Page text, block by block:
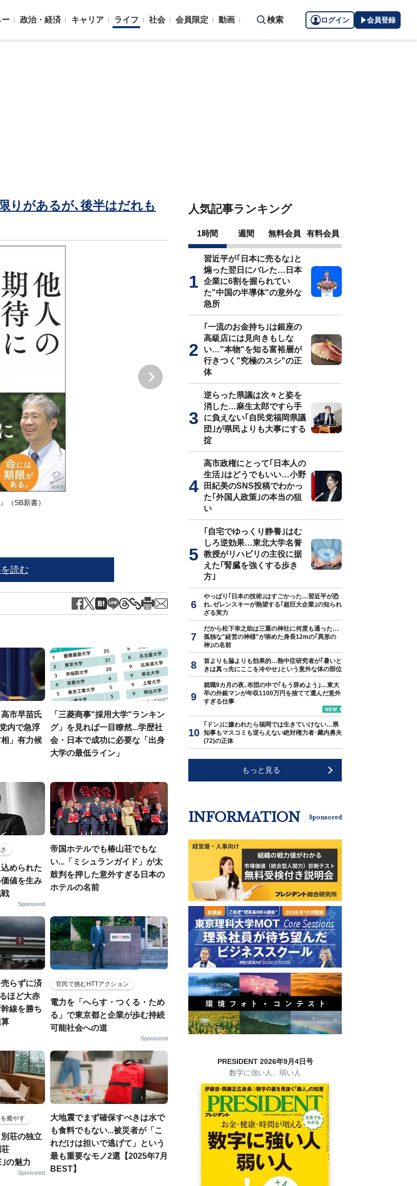
ー 政治・経済 キャリア ライフ 社会 会員限定 動画 検索 ログイン 会員登録
りがあるが､後半はだれも
（SB新書）
読む
市早苗氏
内で急浮
相」有力候
「三菱商事"採用大学"ランキン
グ」を見れば一目瞭然...学歴社
会・日本で成功に必要な「出身
大学の最低ライン」
込められた
値を生み
Sponsored
帝国ホテルでも椿山荘でもな
い...「ミシュランガイド」が太
鼓判を押した意外すぎる日本の
ホテルの名前
売らずに済
ほど大赤
線を勝ち
官民で挑むHTTアクション
電力を「へらす・つくる・ため
る」で東京都と企業が歩む持続
可能社会への道
Sponsored
癒やす
荘の独立
の魅力
Sponsored
大地震でまず確保すべきは水で
も食料でもない...被災者が「こ
れだけは担いで逃げて」という
最も重要なモノ2選【2025年7月
BEST】
人気記事ランキング
1時間 週間 無料会員 有料会員
習近平が｢日本に売るな｣と
煽った翌日にバレた…日本
企業に6割を握られてい
た"中国の半導体"の意外な
急所
｢一流のお金持ち｣は銀座の
高級店には見向きもしな
い…"本物"を知る富裕層が
行きつく"究極のスシ"の正
体
逆らった県議は次々と姿を
消した…麻生太郎ですら手
に負えない｢自民党福岡県議
団｣が県民よりも大事にする
掟
高市政権にとって｢日本人の
生活｣はどうでもいい…小野
田紀美のSNS投稿でわかっ
た｢外国人政策｣の本当の狙
い
｢自宅でゆっくり静養｣はむ
しろ逆効果…東北大学名誉
教授がリハビリの主役に据
えた｢腎臓を強くする歩き
方｣
やっぱり｢日本の技術｣はすごかった…習近平が恐
れ､ゼレンスキーが熱望する｢超巨大企業｣の知られ
ざる実力
だから松下幸之助は三重の神社に何度も通った…
孤独な"経営の神様"が崇めた身長12mの｢異形の
神｣の名前
首よりも脇よりも効果的…熱中症研究者が｢暑いと
きは真っ先にここを冷やせ｣という意外な体の部位
就職9カ月の夜､布団の中で｢もう辞めよう｣…東大
卒の外銀マンが年収1100万円を捨てて選んだ意外
すぎる仕事
｢ドン｣に嫌われたら福岡では生きていけない…県
知事もマスコミも逆らえない絶対権力者･藏内勇夫
(72)の正体
もっと見る
INFORMATION Sponsored
PRESIDENT 2026年9月4日号
数字に強い人、弱い人